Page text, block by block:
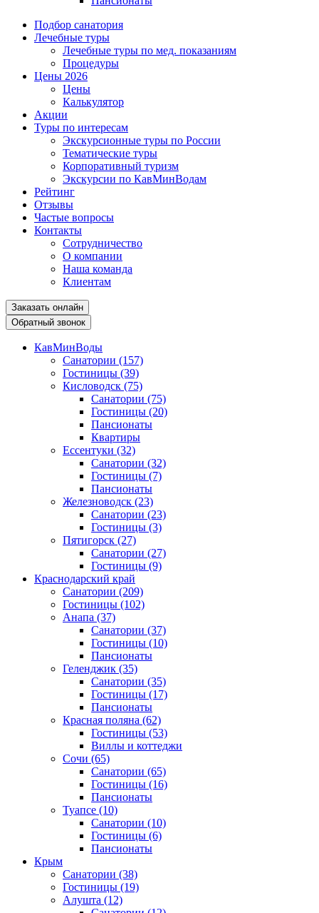
Подбор санатория
Лечебные туры
Лечебные туры по мед. показаниям
Процедуры
Цены 2026
Цены
Калькулятор
Акции
Туры по интересам
Экскурсионные туры по России
Тематические туры
Корпоративный туризм
Экскурсии по КавМинВодам
Рейтинг
Отзывы
Частые вопросы
Контакты
Сотрудничество
О компании
Наша команда
Клиентам
Заказать онлайн
Обратный звонок
КавМинВоды
Санатории (157)
Гостиницы (39)
Кисловодск (75)
Санатории (75)
Гостиницы (20)
Пансионаты
Квартиры
Ессентуки (32)
Санатории (32)
Гостиницы (7)
Пансионаты
Железноводск (23)
Санатории (23)
Гостиницы (3)
Пятигорск (27)
Санатории (27)
Гостиницы (9)
Краснодарский край
Санатории (209)
Гостиницы (102)
Анапа (37)
Санатории (37)
Гостиницы (10)
Пансионаты
Геленджик (35)
Санатории (35)
Гостиницы (17)
Пансионаты
Красная поляна (62)
Гостиницы (53)
Виллы и коттеджи
Сочи (65)
Санатории (65)
Гостиницы (16)
Пансионаты
Туапсе (10)
Санатории (10)
Гостиницы (6)
Пансионаты
Крым
Санатории (38)
Гостиницы (19)
Алушта (12)